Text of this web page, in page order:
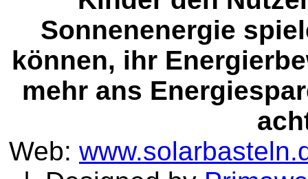
Sonnenenergie
können, ihr
mehr ans
Web: